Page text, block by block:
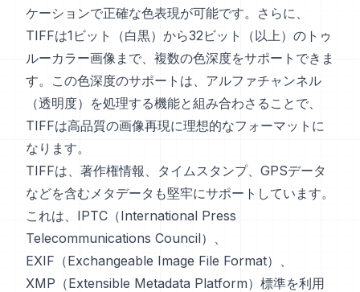
ケーションで正確な色表現が可能です。さらに、
TIFFは1ビット（白黒）から32ビット（以上）のトゥ
ルーカラー画像まで、複数の色深度をサポートできま
す。この色深度のサポートは、アルファチャンネル
（透明度）を処理する機能と組み合わさることで、
TIFFは高品質の画像再現に理想的なフォーマットに
なります。
TIFFは、著作権情報、タイムスタンプ、GPSデータ
などを含むメタデータも堅牢にサポートしています。
これは、IPTC（International Press
Telecommunications Council）、
EXIF（Exchangeable Image File Format）、
XMP（Extensible Metadata Platform）標準を利用